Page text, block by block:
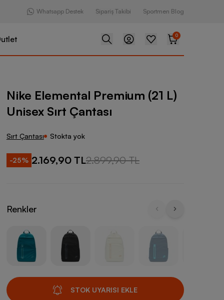
Whatsapp Destek Sipariş Takibi Sportmen Blog
0
Premium (21 L) Unisex Sırt Çantası
Nike Elemental Premium (21 L)
Unisex Sırt Çantası
Sırt Çantası Stokta yok
-25% 2.169,90 TL2.899,90 TL
Renkler
STOK UYARISI EKLE